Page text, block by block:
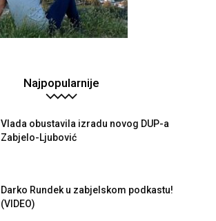
Najpopularnije
Vlada obustavila izradu novog DUP-a
Zabjelo-Ljubović
Darko Rundek u zabjelskom podkastu!
(VIDEO)